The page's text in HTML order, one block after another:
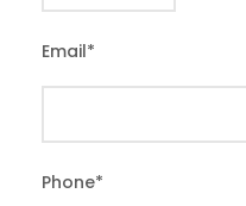
Email*
Phone*